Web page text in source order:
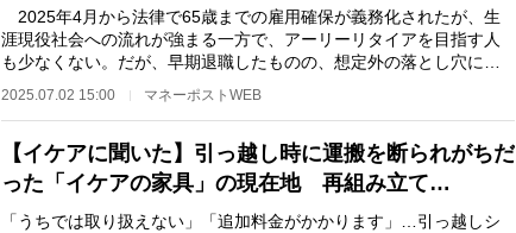
2025年4月から法律で65歳までの雇用確保が義務化されたが、生
涯現役社会への流れが強まる一方で、アーリーリタイアを目指す人
も少なくない。だが、早期退職したものの、想定外の落とし穴にハ
2025.07.02 15:00 マネーポストWEB
【イケアに聞いた】引っ越し時に運搬を断られがちだ
った「イケアの家具」の現在地 再組み立て…
「うちでは取り扱えない」「追加料金がかかります」…引っ越しシ